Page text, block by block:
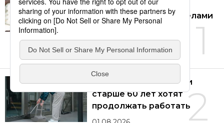
1
люди предпочитают
заниматься своими делами
в одиночестве и не
полагаются на семью
26.07.2026
2
В Японии многие люди
старше 60 лет хотят
продолжать работать